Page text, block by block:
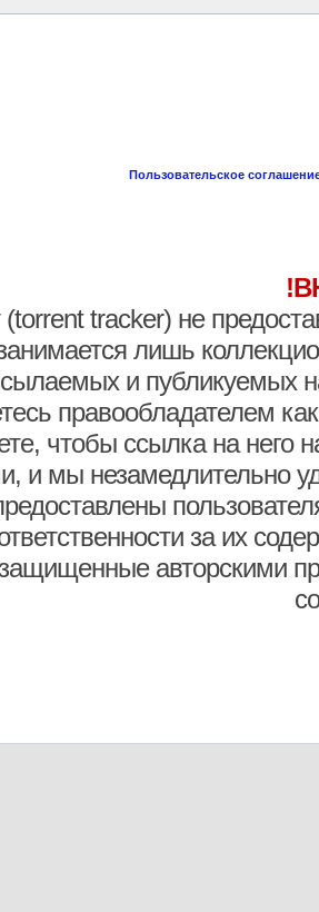
Пользовательское
tracker) не
лишь
и публикуемых
правообладателем
чтобы ссылка на него
и мы незамедлительно
за их
авторскими